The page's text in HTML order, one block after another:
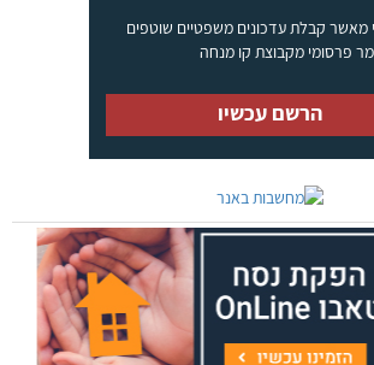
מאשר קבלת עדכונים משפטיים שוטפים
פרסומי מקבוצת קו מנחה
הרשם עכשיו